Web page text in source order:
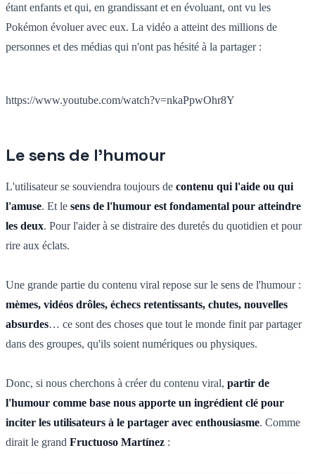
étant enfants et qui, en grandissant et en évoluant, ont vu les
Pokémon évoluer avec eux. La vidéo a atteint des millions de
personnes et des médias qui n'ont pas hésité à la partager :
https://www.youtube.com/watch?v=nkaPpwOhr8Y
Le sens de l'humour
L'utilisateur se souviendra toujours de contenu qui l'aide ou qui
l'amuse. Et le sens de l'humour est fondamental pour atteindre
les deux. Pour l'aider à se distraire des duretés du quotidien et pour
rire aux éclats.
Une grande partie du contenu viral repose sur le sens de l'humour :
mèmes, vidéos drôles, échecs retentissants, chutes, nouvelles
absurdes… ce sont des choses que tout le monde finit par partager
dans des groupes, qu'ils soient numériques ou physiques.
Donc, si nous cherchons à créer du contenu viral, partir de
l'humour comme base nous apporte un ingrédient clé pour
inciter les utilisateurs à le partager avec enthousiasme. Comme
dirait le grand Fructuoso Martínez :